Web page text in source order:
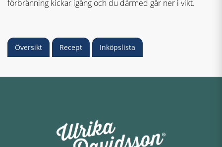
förbränning kickar igång och du därmed går ner i vikt.
Översikt Recept Inköpslista